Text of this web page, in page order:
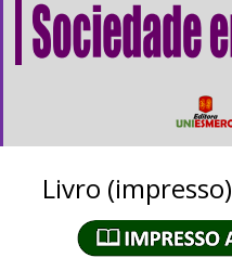
Livro (impresso)